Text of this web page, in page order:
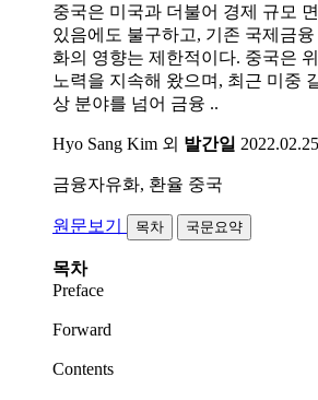
중국은 미국과 더불어 경제 규모
있음에도 불구하고, 기존 국제금
화의 영향는 제한적이다. 중국은
노력을 지속해 왔으며, 최근 미중
상 분야를 넘어 금융 ..
Hyo Sang Kim 외 발간일 2022.02.25
금융자유화, 환율 중국
원문보기 목차 국문요약
목차
Preface
Forward
Contents